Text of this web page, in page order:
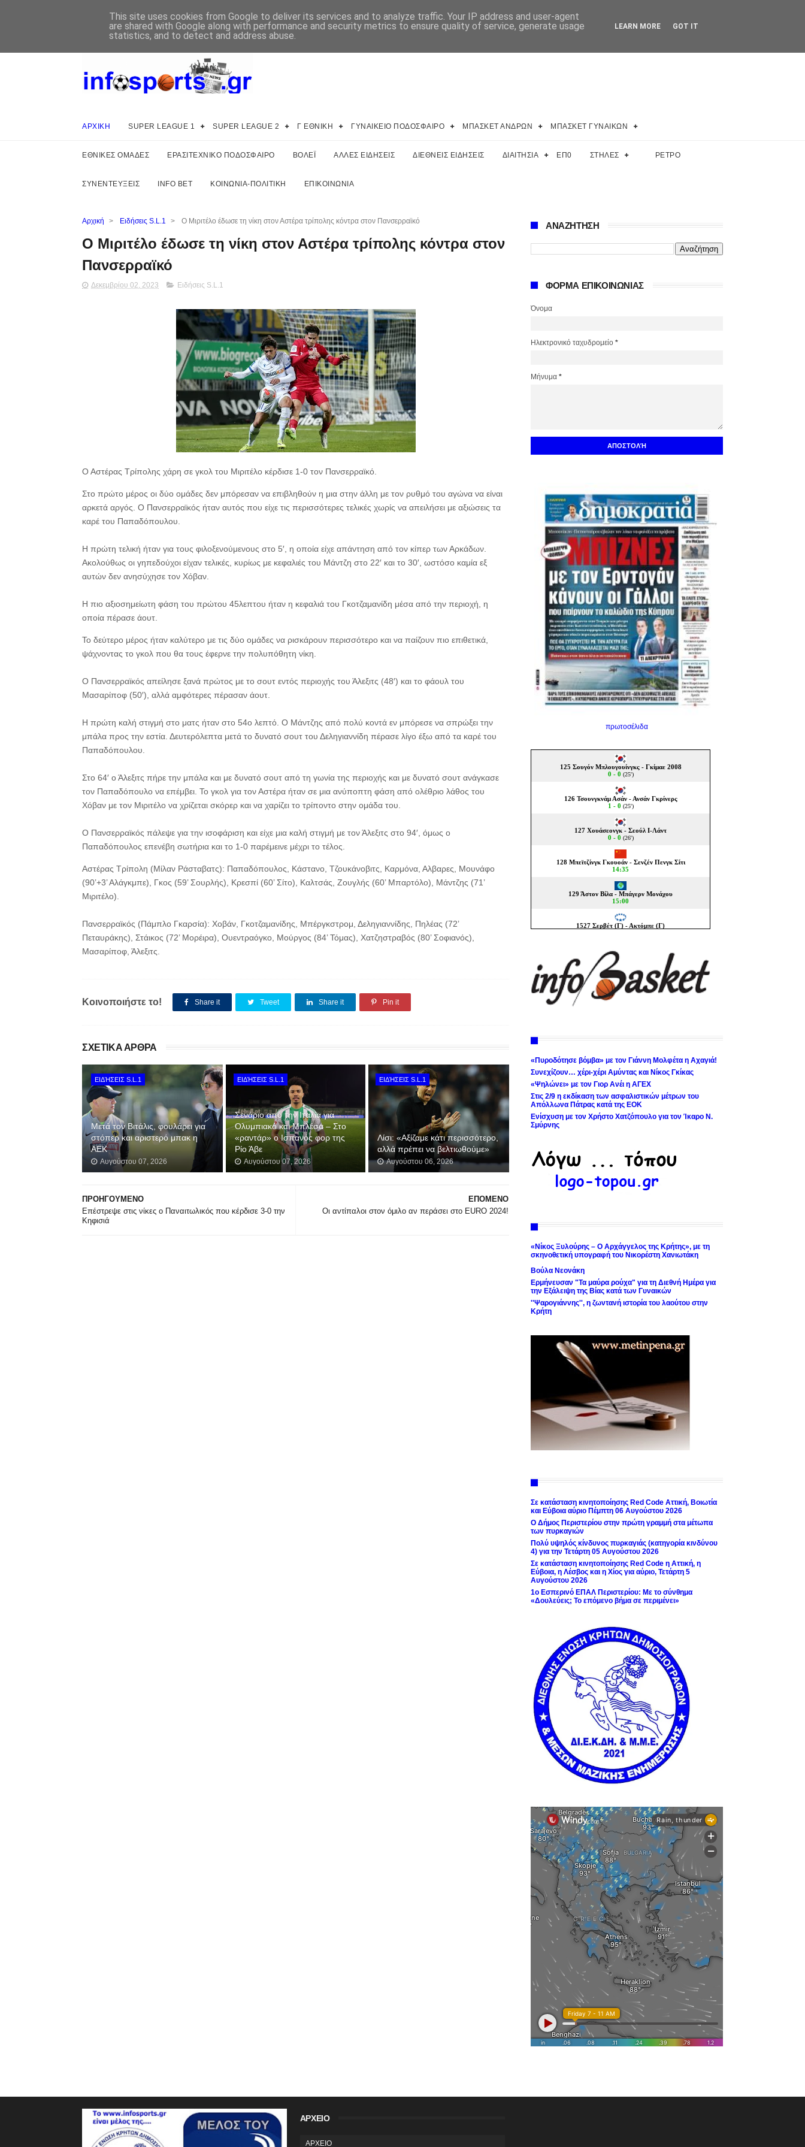
ΑΡΧΙΚΗ SUPER LEAGUE 1 SUPER LEAGUE 2 Γ ΕΘΝΙΚΗ ΓΥΝΑΙΚΕΙΟ ΠΟΔΟΣΦΑΙΡΟ ΜΠΑΣΚΕΤ ΑΝΔΡΩΝ ΜΠΑΣΚΕΤ ΓΥΝΑΙΚΩΝ
ΕΘΝΙΚΕΣ ΟΜΑΔΕΣ ΕΡΑΣΙΤΕΧΝΙΚΟ ΠΟΔΟΣΦΑΙΡΟ ΒΟΛΕΪ ΑΛΛΕΣ ΕΙΔΗΣΕΙΣ ΔΙΕΘΝΕΙΣ ΕΙΔΗΣΕΙΣ ΔΙΑΙΤΗΣΙΑ ΕΠ0 ΣΤΗΛΕΣ ΡΕΤΡΟ
ΣΥΝΕΝΤΕΥΞΕΙΣ INFO BET ΚΟΙΝΩΝΙΑ-ΠΟΛΙΤΙΚΗ ΕΠΙΚΟΙΝΩΝΙΑ
Αρχική > Ειδήσεις S.L.1 > Ο Μιριτέλο έδωσε τη νίκη στον Αστέρα τρίπολης κόντρα στον Πανσερραϊκό
Ο Μιριτέλο έδωσε τη νίκη στον Αστέρα τρίπολης κόντρα στον
Πανσερραϊκό
Δεκεμβρίου 02, 2023 Ειδήσεις S.L.1
Ο Αστέρας Τρίπολης χάρη σε γκολ του Μιριτέλο κέρδισε 1-0 τον Πανσερραϊκό.
Στο πρώτο μέρος οι δύο ομάδες δεν μπόρεσαν να επιβληθούν η μια στην άλλη με τον ρυθμό του αγώνα να είναι
αρκετά αργός. Ο Πανσερραϊκός ήταν αυτός που είχε τις περισσότερες τελικές χωρίς να απειλήσει με αξιώσεις τα
καρέ του Παπαδόπουλου.
Η πρώτη τελική ήταν για τους φιλοξενούμενους στο 5′, η οποία είχε απάντηση από τον κίπερ των Αρκάδων.
Ακολούθως οι γηπεδούχοι είχαν τελικές, κυρίως με κεφαλιές του Μάντζη στο 22′ και το 30′, ωστόσο καμία εξ
αυτών δεν ανησύχησε τον Χόβαν.
Η πιο αξιοσημείωτη φάση του πρώτου 45λεπτου ήταν η κεφαλιά του Γκοτζαμανίδη μέσα από την περιοχή, η
οποία πέρασε άουτ.
Το δεύτερο μέρος ήταν καλύτερο με τις δύο ομάδες να ρισκάρουν περισσότερο και να παίζουν πιο επιθετικά,
ψάχνοντας το γκολ που θα τους έφερνε την πολυπόθητη νίκη.
Ο Πανσερραϊκός απείλησε ξανά πρώτος με το σουτ εντός περιοχής του Άλεξιτς (48′) και το φάουλ του
Μασαρίποφ (50′), αλλά αμφότερες πέρασαν άουτ.
Η πρώτη καλή στιγμή στο ματς ήταν στο 54ο λεπτό. Ο Μάντζης από πολύ κοντά εν μπόρεσε να σπρώξει την
μπάλα προς την εστία. Δευτερόλεπτα μετά το δυνατό σουτ του Δεληγιαννίδη πέρασε λίγο έξω από τα καρέ του
Παπαδόπουλου.
Στο 64′ ο Άλεξιτς πήρε την μπάλα και με δυνατό σουτ από τη γωνία της περιοχής και με δυνατό σουτ ανάγκασε
τον Παπαδόπουλο να επέμβει. Το γκολ για τον Αστέρα ήταν σε μια ανύποπτη φάση από ολέθριο λάθος του
Χόβαν με τον Μιριτέλο να χρίζεται σκόρερ και να χαρίζει το τρίποντο στην ομάδα του.
Ο Πανσερραϊκός πάλεψε για την ισοφάριση και είχε μια καλή στιγμή με τον Άλεξιτς στο 94′, όμως ο
Παπαδόπουλος επενέβη σωτήρια και το 1-0 παρέμεινε μέχρι το τέλος.
Αστέρας Τρίπολη (Μίλαν Ράσταβατς): Παπαδόπουλος, Κάστανο, Τζουκάνοβιτς, Καρμόνα, Αλβαρες, Μουνάφο
(90’+3’ Αλάγκμπε), Γκος (59’ Σουρλής), Κρεσπί (60’ Σίτο), Καλτσάς, Ζουγλής (60’ Μπαρτόλο), Μάντζης (71’
Μιριτέλο).
Πανσερραϊκός (Πάμπλο Γκαρσία): Χοβάν, Γκοτζαμανίδης, Μπέργκστρομ, Δεληγιαννίδης, Πηλέας (72’
Πεταυράκης), Στάικος (72’ Μορέιρα), Ουεντραόγκο, Μούργος (84’ Τόμας), Χατζηστραβός (80’ Σοφιανός),
Μασαρίποφ, Άλεξιτς.
Κοινοποιήστε το! Share it Tweet Share it Pin it
ΣΧΕΤΙΚΑ ΑΡΘΡΑ
ΕΙΔΉΣΕΙΣ S.L.1
Μετά τον Βιτάλις, φουλάρει για
στόπερ και αριστερό μπακ η
ΑΕΚ
Αυγούστου 07, 2026
ΕΙΔΉΣΕΙΣ S.L.1
Σενάριο από την Ιταλία για
Ολυμπιακό και Μπλέσα – Στο
«ραντάρ» ο Ισπανός φορ της
Ρίο Άβε
Αυγούστου 07, 2026
ΕΙΔΉΣΕΙΣ S.L.1
Λίσι: «Αξίζαμε κάτι περισσότερο,
αλλά πρέπει να βελτιωθούμε»
Αυγούστου 06, 2026
ΕΠΟΜΕΝΟ
Οι αντίπαλοι στον όμιλο αν περάσει στο EURO 2024!
ΠΡΟΗΓΟΥΜΕΝΟ
Επέστρεψε στις νίκες ο Παναιτωλικός που κέρδισε 3-0 την
Κηφισιά
ΑΝΑΖΗΤΗΣΗ
ΦΟΡΜΑ ΕΠΙΚΟΙΝΩΝΙΑΣ
Όνομα
Ηλεκτρονικό ταχυδρομείο *
Μήνυμα *
πρωτοσέλιδα
«Πυροδότησε βόμβα» με τον Γιάννη Μολφέτα η Αχαγιά!
Συνεχίζουν… χέρι-χέρι Αμύντας και Νίκος Γκίκας
«Ψηλώνει» με τον Γιορ Ανέι η ΑΓΕΧ
Στις 2/9 η εκδίκαση των ασφαλιστικών μέτρων του
Απόλλωνα Πάτρας κατά της ΕΟΚ
Ενίσχυση με τον Χρήστο Χατζόπουλο για τον Ίκαρο Ν.
Σμύρνης
«Νίκος Ξυλούρης – Ο Αρχάγγελος της Κρήτης», με τη
σκηνοθετική υπογραφή του Νικορέστη Χανιωτάκη
Βούλα Νεονάκη
Ερμήνευσαν "Τα μαύρα ρούχα" για τη Διεθνή Ημέρα για
την Εξάλειψη της Βίας κατά των Γυναικών
''Ψαρογιάννης'', η ζωντανή ιστορία του λαούτου στην
Κρήτη
Σε κατάσταση κινητοποίησης Red Code Αττική, Βοιωτία
και Εύβοια αύριο Πέμπτη 06 Αυγούστου 2026
Ο Δήμος Περιστερίου στην πρώτη γραμμή στα μέτωπα
των πυρκαγιών
Πολύ υψηλός κίνδυνος πυρκαγιάς (κατηγορία κινδύνου
4) για την Τετάρτη 05 Αυγούστου 2026
Σε κατάσταση κινητοποίησης Red Code η Αττική, η
Εύβοια, η Λέσβος και η Χίος για αύριο, Τετάρτη 5
Αυγούστου 2026
1ο Εσπερινό ΕΠΑΛ Περιστερίου: Με το σύνθημα
«Δουλεύεις; Το επόμενο βήμα σε περιμένει»
ΑΡΧΕΙΟ
This site uses cookies from Google to deliver its services and to analyze traffic. Your IP address and user-agent
are shared with Google along with performance and security metrics to ensure quality of service, generate usage
statistics, and to detect and address abuse.
LEARN MORE GOT IT